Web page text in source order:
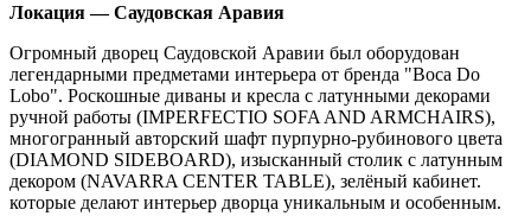
Локация — Саудовская Аравия
Огромный дворец Саудовской Аравии был оборудован
легендарными предметами интерьера от бренда "Boca Do
Lobo". Роскошные диваны и кресла с латунными декорами
ручной работы (IMPERFECTIO SOFA AND ARMCHAIRS),
многогранный авторский шафт пурпурно-рубинового цвета
(DIAMOND SIDEBOARD), изысканный столик с латунным
декором (NAVARRA CENTER TABLE), зелёный кабинет.
которые делают интерьер дворца уникальным и особенным.